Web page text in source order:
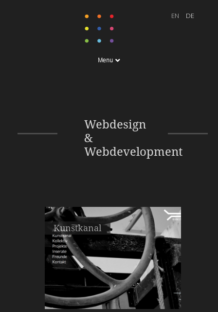
Menu
Webdesign
&
Webdevelopment
Kunstkanal